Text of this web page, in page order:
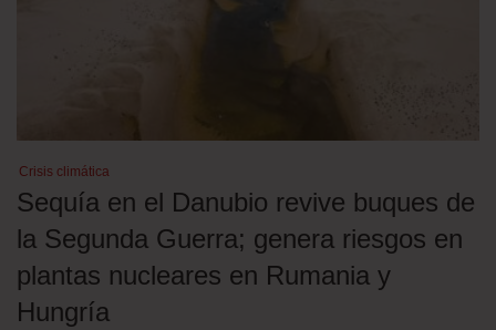
Crisis climática
Sequía en el Danubio revive buques de
la Segunda Guerra; genera riesgos en
plantas nucleares en Rumania y
Hungría